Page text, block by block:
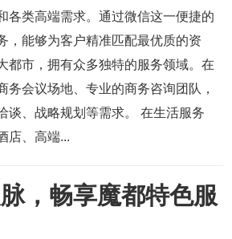
各类高端需求。通过微信这一便捷的
，能够为客户精准匹配最优质的资
都市，拥有众多独特的服务领域。在
务会议场地、专业的商务咨询团队，
谈、战略规划等需求。 在生活服务
店、高端...
，畅享魔都特色服